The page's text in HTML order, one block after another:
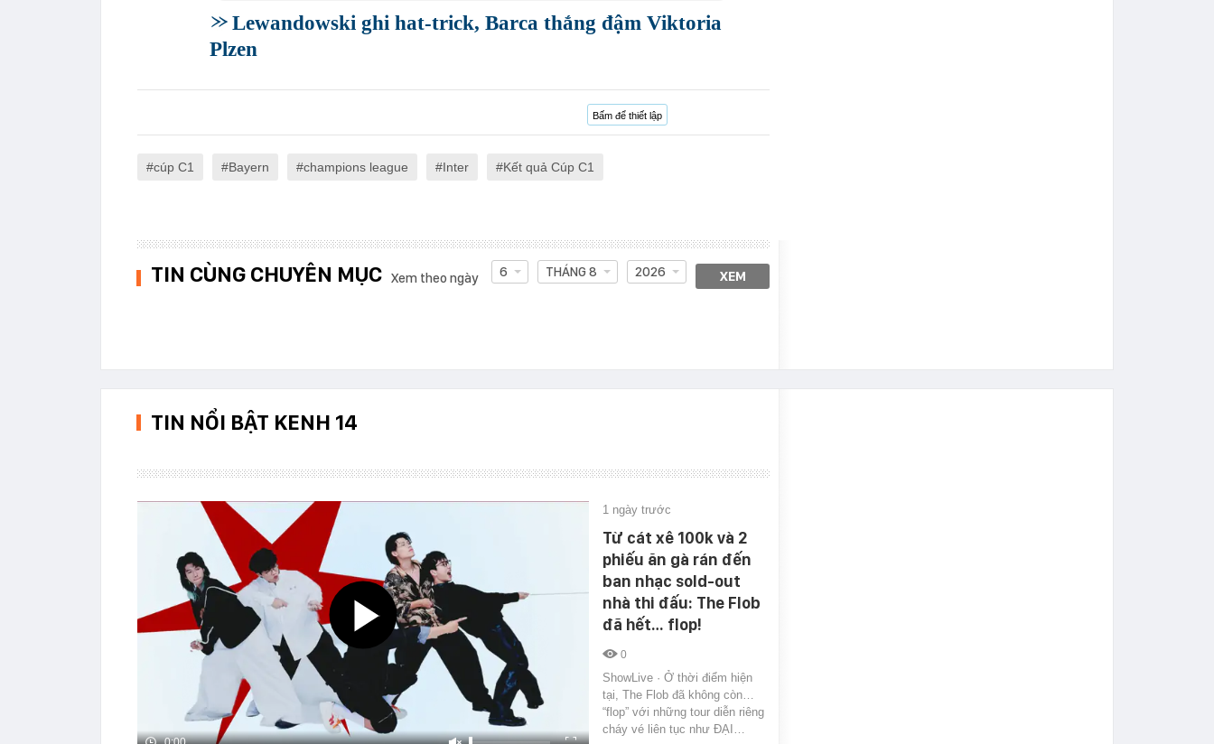
Lewandowski ghi hat-trick, Barca thắng đậm Viktoria
Plzen
Bấm để thiết lập
cúp C1 Bayern champions league Inter Kết quả Cúp C1
TIN CÙNG CHUYÊN MỤC Xem theo ngày 6 THÁNG 8 2026 XEM
TIN NỔI BẬT KENH 14
1 ngày trước
Từ cát xê 100k và 2
phiếu ăn gà rán đến
ban nhạc sold-out
nhà thi đấu: The Flob
đã hết… flop!
0
ShowLive · Ở thời điểm hiện
tại, The Flob đã không còn…
“flop” với những tour diễn riêng
cháy vé liên tục như ĐẠI…